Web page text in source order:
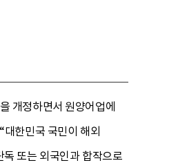
개정하면서 원양어업에
한민국 국민이 해외
또는 외국인과 합작으로